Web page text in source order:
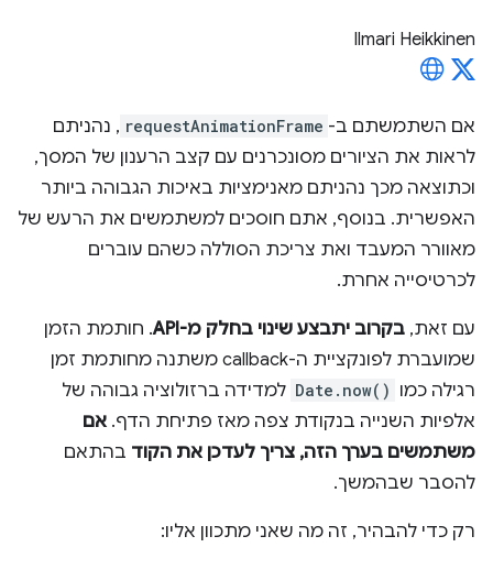
Ilmari Heikkinen
אם השתמשתם ב- requestAnimationFrame , נהניתם
לראות את הציורים מסונכרנים עם קצב הרענון של המסך,
וכתוצאה מכך נהניתם מאנימציות באיכות הגבוהה ביותר
האפשרית. בנוסף, אתם חוסכים למשתמשים את הרעש של
מאוורר המעבד ואת צריכת הסוללה כשהם עוברים
לכרטיסייה אחרת.
עם זאת, בקרוב יתבצע שינוי בחלק מ-API
. חותמת הזמן
שמועברת לפונקציית ה-callback משתנה מחותמת זמן
רגילה כמו Date.now() למדידה ברזולוציה גבוהה של
אלפיות השנייה בנקודת צפה מאז פתיחת הדף. אם
משתמשים בערך הזה, צריך לעדכן את הקוד בהתאם
להסבר שבהמשך.
רק כדי להבהיר, זה מה שאני מתכוון אליו: